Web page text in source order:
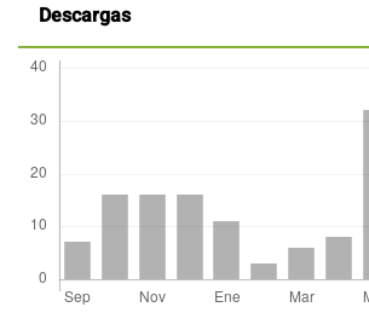
Descargas